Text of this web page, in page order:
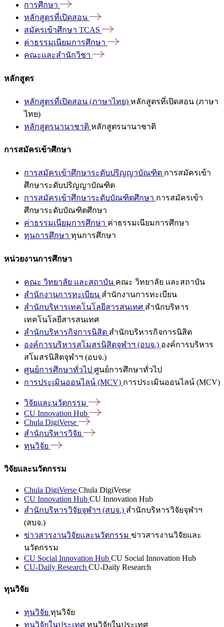
การศึกษา
หลักสูตรที่เปิดสอน
สมัครเข้าศึกษา TCAS
ค่าธรรมเนียมการศึกษา
คณะและสำนักวิชา
หลักสูตร
หลักสูตรที่เปิดสอน (ภาษาไทย) หลักสูตรที่เปิดสอน (ภาษา
ไทย)
หลักสูตรนานาชาติ หลักสูตรนานาชาติ
การสมัครเข้าศึกษา
การสมัครเข้าศึกษาระดับปริญญาบัณฑิต การสมัครเข้า
ศึกษาระดับปริญญาบัณฑิต
การสมัครเข้าศึกษาระดับบัณฑิตศึกษา การสมัครเข้า
ศึกษาระดับบัณฑิตศึกษา
ค่าธรรมเนียมการศึกษา ค่าธรรมเนียมการศึกษา
ทุนการศึกษา ทุนการศึกษา
หน่วยงานการศึกษา
คณะ วิทยาลัย และสถาบัน คณะ วิทยาลัย และสถาบัน
สำนักงานการทะเบียน สำนักงานการทะเบียน
สำนักบริหารเทคโนโลยีสารสนเทศ สำนักบริหาร
เทคโนโลยีสารสนเทศ
สำนักบริหารกิจการนิสิต สำนักบริหารกิจการนิสิต
องค์การบริหารสโมสรนิสิตจุฬาฯ (อบจ.) องค์การบริหาร
สโมสรนิสิตจุฬาฯ (อบจ.)
ศูนย์การศึกษาทั่วไป ศูนย์การศึกษาทั่วไป
การประเมินออนไลน์ (MCV) การประเมินออนไลน์ (MCV)
วิจัยและนวัตกรรม
CU Innovation Hub
Chula DigiVerse
สำนักบริหารวิจัย
ทุนวิจัย
วิจัยและนวัตกรรม
Chula DigiVerse Chula DigiVerse
CU Innovation Hub CU Innovation Hub
สำนักบริหารวิจัยจุฬาฯ (สบจ.) สำนักบริหารวิจัยจุฬาฯ
(สบจ.)
ข่าวสารงานวิจัยและนวัตกรรม ข่าวสารงานวิจัยและ
นวัตกรรม
CU Social Innovation Hub CU Social Innovation Hub
CU-Daily Research CU-Daily Research
ทุนวิจัย
ทุนวิจัย ทุนวิจัย
ทุนวิจัยในประเทศ ทุนวิจัยในประเทศ